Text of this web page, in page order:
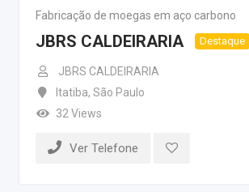
Fabricação de moegas em aço carbono
JBRS CALDEIRARIA Destaque
JBRS CALDEIRARIA
Itatiba, São Paulo
32 Views
Ver Telefone